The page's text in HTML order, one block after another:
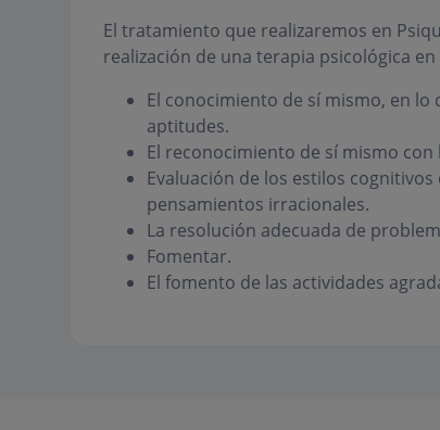
El tratamiento que realizaremos en
realización de una terapia psicológica
El conocimiento de sí mismo, en
aptitudes.
El reconocimiento de sí mismo con
Evaluación de los estilos
pensamientos irracionales.
La resolución adecuada de
Fomentar.
El fomento de las actividades